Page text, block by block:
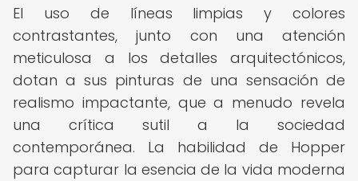
El uso de líneas limpias y colores
contrastantes, junto con una atención
meticulosa a los detalles arquitectónicos,
dotan a sus pinturas de una sensación de
realismo impactante, que a menudo revela
una crítica sutil a la sociedad
contemporánea. La habilidad de Hopper
para capturar la esencia de la vida moderna